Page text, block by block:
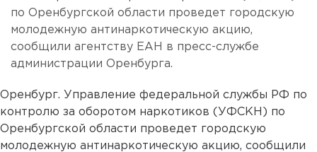
по Оренбургской области проведет городскую
молодежную антинаркотическую акцию,
сообщили агентству ЕАН в пресс-службе
администрации Оренбурга.
Оренбург. Управление федеральной службы РФ по
контролю за оборотом наркотиков (УФСКН) по
Оренбургской области проведет городскую
молодежную антинаркотическую акцию, сообщили